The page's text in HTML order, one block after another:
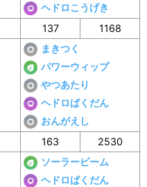
ヘドロこうげき
137 1168
まきつく
パワーウィップ
やつあたり
ヘドロばくだん
おんがえし
163 2530
ソーラービーム
ヘドロばくだん